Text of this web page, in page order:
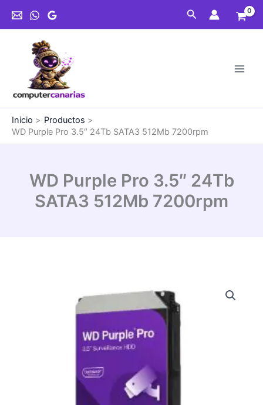
Buscar
Inicio
Productos
WD Purple Pro 3.5″ 24Tb SATA3 512Mb 7200rpm
WD Purple Pro 3.5″ 24Tb
SATA3 512Mb 7200rpm